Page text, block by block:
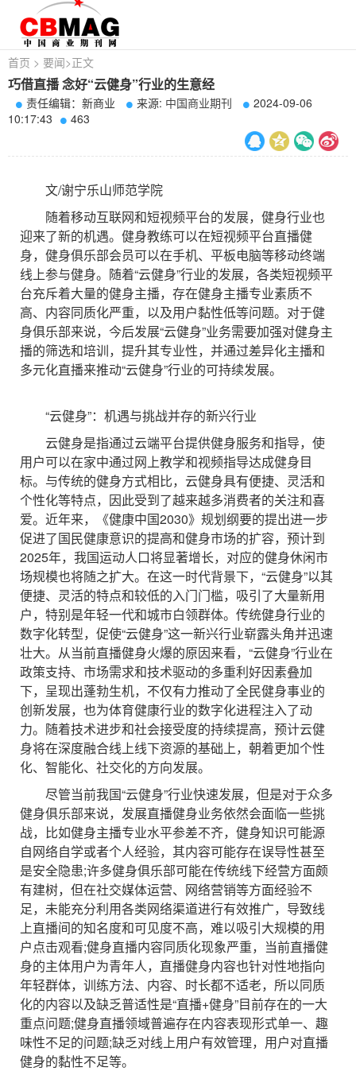
首页 > 要闻>正文
巧借直播 念好“云健身”行业的生意经
责任编辑：新商业 来源: 中国商业期刊
2024-09-06
10:17:43
463
文/谢宁乐山师范学院
随着移动互联网和短视频平台的发展，健身行业也
迎来了新的机遇。健身教练可以在短视频平台直播健
身，健身俱乐部会员可以在手机、平板电脑等移动终端
线上参与健身。随着“云健身”行业的发展，各类短视频平
台充斥着大量的健身主播，存在健身主播专业素质不
高、内容同质化严重，以及用户黏性低等问题。对于健
身俱乐部来说，今后发展“云健身”业务需要加强对健身主
播的筛选和培训，提升其专业性，并通过差异化主播和
多元化直播来推动“云健身”行业的可持续发展。
“云健身”：机遇与挑战并存的新兴行业
云健身是指通过云端平台提供健身服务和指导，使
用户可以在家中通过网上教学和视频指导达成健身目
标。与传统的健身方式相比，云健身具有便捷、灵活和
个性化等特点，因此受到了越来越多消费者的关注和喜
爱。近年来，《健康中国2030》规划纲要的提出进一步
促进了国民健康意识的提高和健身市场的扩容，预计到
2025年，我国运动人口将显著增长，对应的健身休闲市
场规模也将随之扩大。在这一时代背景下，“云健身”以其
便捷、灵活的特点和较低的入门门槛，吸引了大量新用
户，特别是年轻一代和城市白领群体。传统健身行业的
数字化转型，促使“云健身”这一新兴行业崭露头角并迅速
壮大。从当前直播健身火爆的原因来看，“云健身”行业在
政策支持、市场需求和技术驱动的多重利好因素叠加
下，呈现出蓬勃生机，不仅有力推动了全民健身事业的
创新发展，也为体育健康行业的数字化进程注入了动
力。随着技术进步和社会接受度的持续提高，预计云健
身将在深度融合线上线下资源的基础上，朝着更加个性
化、智能化、社交化的方向发展。
尽管当前我国“云健身”行业快速发展，但是对于众多
健身俱乐部来说，发展直播健身业务依然会面临一些挑
战，比如健身主播专业水平参差不齐，健身知识可能源
自网络自学或者个人经验，其内容可能存在误导性甚至
是安全隐患;许多健身俱乐部可能在传统线下经营方面颇
有建树，但在社交媒体运营、网络营销等方面经验不
足，未能充分利用各类网络渠道进行有效推广，导致线
上直播间的知名度和可见度不高，难以吸引大规模的用
户点击观看;健身直播内容同质化现象严重，当前直播健
身的主体用户为青年人，直播健身内容也针对性地指向
年轻群体，训练方法、内容、时长都不适老，所以同质
化的内容以及缺乏普适性是“直播+健身”目前存在的一大
重点问题;健身直播领域普遍存在内容表现形式单一、趣
味性不足的问题;缺乏对线上用户有效管理，用户对直播
健身的黏性不足等。